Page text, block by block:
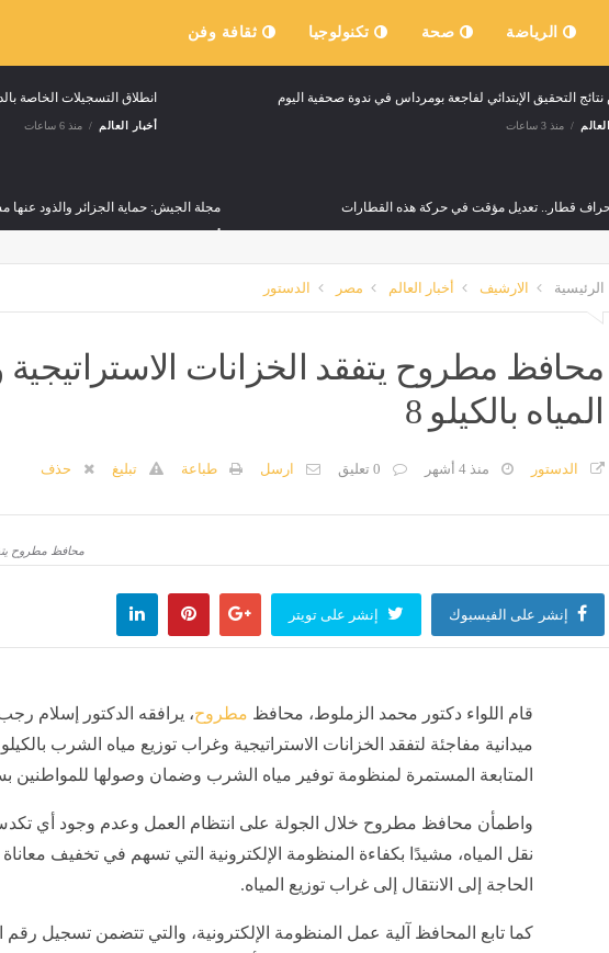
الرياضة صحة تكنولوجيا ثقافة وفن
التحقيق الإبتدائي لفاجعة بومرداس في ندوة صحفية اليوم
منذ 3 ساعات
انطلاق التسجيلات الخاصة
أخبار العالم منذ 6 ساعات
قطار.. تعديل مؤقت في حركة هذه القطارات مجلة الجيش: حماية الجزائر والذود عنها
الجزائر.. مجلس السلم والأمن يبحث مستجدات الأوضاع في منطقة الساحل إجراءات
منذ 9 ساعات أخبار العالم منذ 9 ساعات
الرئيسية الارشيف أخبار العالم مصر الدستور
محافظ مطروح يتفقد الخزانات
المياه بالكيلو 8
الدستور منذ 4 أشهر 0 تعليق ارسل طباعة تبليغ حذف
محافظ مطروح
إنشر على الفيسبوك إنشر على تويتر
قام اللواء دكتور محمد الزملوط، محافظ مطروح، يرافقه الدكتور إسلام
المتابعة المستمرة لمنظومة توفير مياه الشرب وضمان وصولها للمواطنين
واطمأن محافظ مطروح خلال الجولة على انتظام العمل وعدم وجود أي
نقل المياه، مشيدًا بكفاءة المنظومة الإلكترونية التي تسهم في تخفيف
الحاجة إلى الانتقال إلى غراب توزيع المياه.
كما تابع المحافظ آلية عمل المنظومة الإلكترونية، والتي تتضمن تسجيل رقم